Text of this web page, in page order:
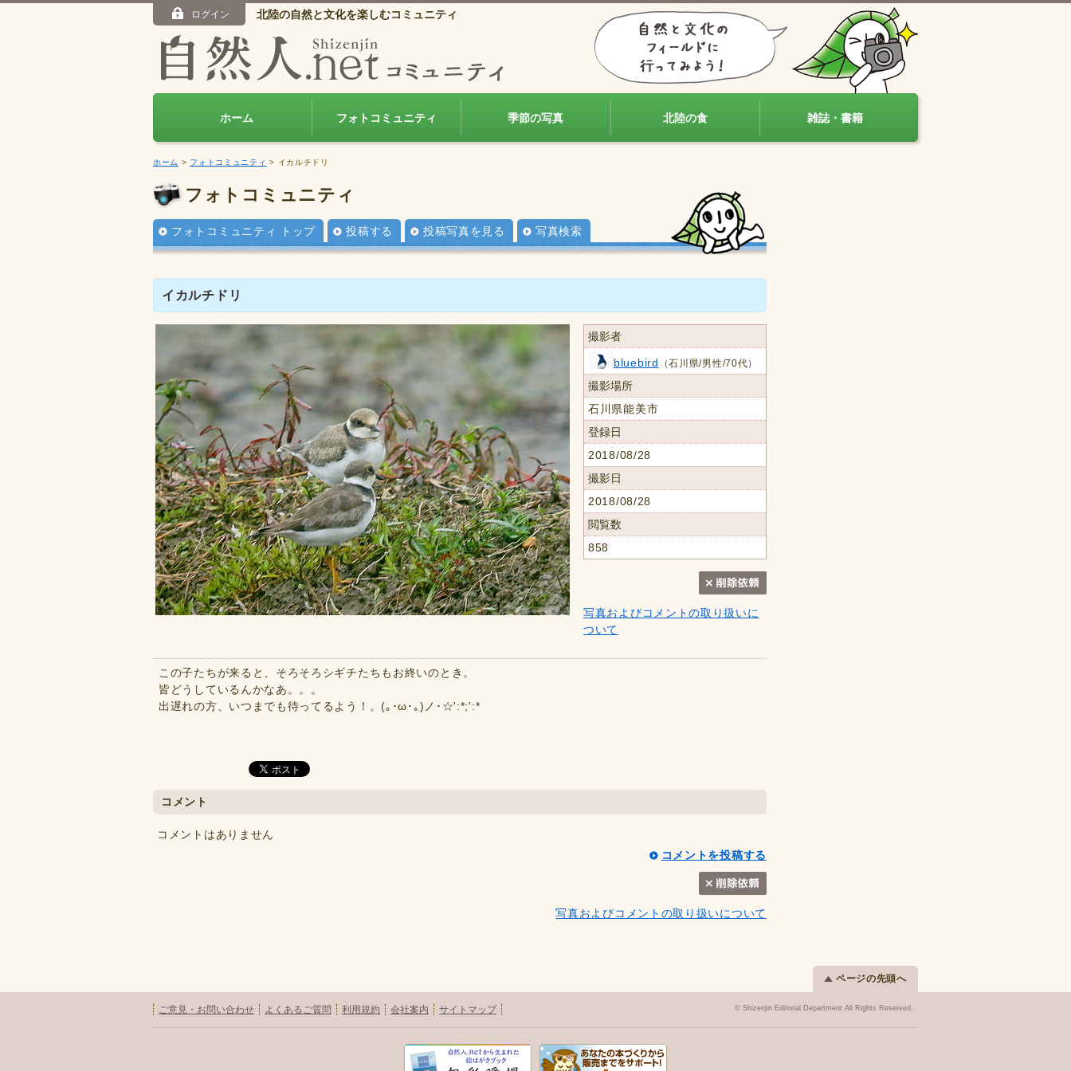
ログイン 北陸の自然と文化を楽しむコミュニティ
ホーム フォトコミュニティ 季節の写真 北陸の食 雑誌・書籍
ホーム > フォトコミュニティ > イカルチドリ
フォトコミュニティ
フォトコミュニティ トップ 投稿する 投稿写真を見る 写真検索
イカルチドリ
撮影者
bluebird （石川県/男性/70代）
撮影場所
石川県能美市
登録日
2018/08/28
撮影日
2018/08/28
閲覧数
858
写真およびコメントの取り扱いに
ついて
この子たちが来ると、そろそろシギチたちもお終いのとき。
皆どうしているんかなあ。。。
出遅れの方、いつまでも待ってるよう！。(｡･ω･｡)ノ･☆':*;':*
コメント
コメントはありません
コメントを投稿する
写真およびコメントの取り扱いについて
ページの先頭へ
ご意見・お問い合わせ よくあるご質問 利用規約 会社案内 サイトマップ © Shizenjin Editorial Department All Rights Reserved.